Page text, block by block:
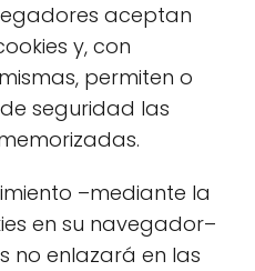
aceptan
y, con
permiten o
seguridad las
–mediante la
en su navegador–
no enlazará en las